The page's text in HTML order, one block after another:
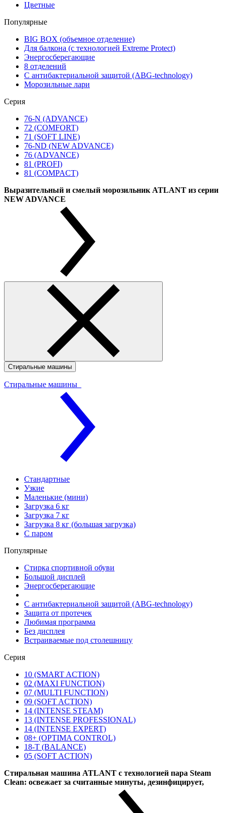
Цветные
Популярные
BIG BOX (объемное отделение)
Для балкона (с технологией Extreme Protect)
Энергосберегающие
8 отделений
С антибактериальной защитой (ABG-technology)
Морозильные лари
Серия
76-N (ADVANCE)
72 (COMFORT)
71 (SOFT LINE)
76-ND (NEW ADVANCE)
76 (ADVANCE)
81 (PROFI)
81 (COMPACT)
Выразительный и смелый морозильник ATLANT из серии
NEW ADVANCE
Стиральные машины
Стиральные машины
Стандартные
Узкие
Маленькие (мини)
Загрузка 6 кг
Загрузка 7 кг
Загрузка 8 кг (большая загрузка)
С паром
Популярные
Стирка спортивной обуви
Большой дисплей
Энергосберегающие
С антибактериальной защитой (ABG-technology)
Защита от протечек
Любимая программа
Без дисплея
Встраиваемые под столешницу
Серия
10 (SMART ACTION)
02 (MAXI FUNCTION)
07 (MULTI FUNCTION)
09 (SOFT ACTION)
14 (INTENSE STEAM)
13 (INTENSE PROFESSIONAL)
14 (INTENSE EXPERT)
08+ (OPTIMA CONTROL)
18-T (BALANCE)
05 (SOFT ACTION)
Стиральная машина ATLANT с технологией пара Steam
Clean: освежает за считанные минуты, дезинфицирует,